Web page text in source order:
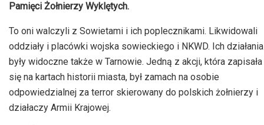
Pamięci Żołnierzy Wyklętych.
To oni walczyli z Sowietami i ich poplecznikami. Likwidowali
oddziały i placówki wojska sowieckiego i NKWD. Ich działania
były widoczne także w Tarnowie. Jedną z akcji, która zapisała
się na kartach historii miasta, był zamach na osobie
odpowiedzialnej za terror skierowany do polskich żołnierzy i
działaczy Armii Krajowej.